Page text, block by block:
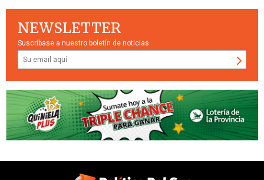
NEWSLETTER
Suscríbase a nuestro boletín de noticias